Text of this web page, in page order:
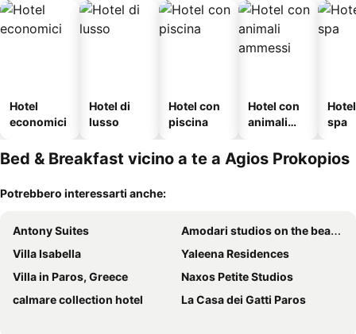
Hotel
economici
Hotel di
lusso
Hotel con
piscina
Hotel con
animali
spa
Bed & Breakfast vicino a te a Agios Prokopios
Potrebbero interessarti anche:
Antony Suites
Amodari studios on the beach
Villa Isabella
Yaleena Residences
Villa in Paros, Greece
Naxos Petite Studios
calmare collection hotel
La Casa dei Gatti Paros